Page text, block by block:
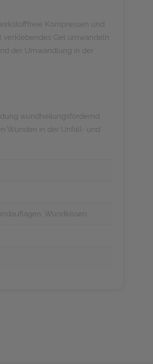
Kompressen und
verklebendes Gel umwandeln
der Umwandlung in der
wundheilungsfördernd
Wunden in der Unfall- und
Wundkissen